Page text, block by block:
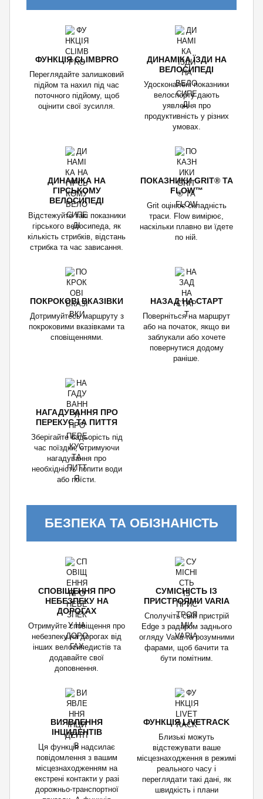
ФУНКЦІЯ CLIMBPRO
Переглядайте залишковий
підйом та нахил під час
поточного підйому, щоб
оцінити свої зусилля.
ДИНАМІКА ЇЗДИ НА
ВЕЛОСИПЕДІ
Удосконалені показники
велоспорту дають
уявлення про
продуктивність у різних
умовах.
ДИНАМІКА НА
ГІРСЬКОМУ
ВЕЛОСИПЕДІ
Відстежуйте такі показники
гірського велосипеда, як
кількість стрибків, відстань
стрибка та час зависання.
ПОКАЗНИКИ GRIT® ТА
FLOW™
Grit оцінює складність
траси. Flow вимірює,
наскільки плавно ви їдете
по ній.
ПОКРОКОВІ ВКАЗІВКИ
Дотримуйтесь маршруту з
покроковими вказівками та
сповіщеннями.
НАЗАД НА СТАРТ
Поверніться на маршрут
або на початок, якщо ви
заблукали або хочете
повернутися додому
раніше.
НАГАДУВАННЯ ПРО
ПЕРЕКУС ТА ПИТТЯ
Зберігайте бадьорість під
час поїздки, отримуючи
нагадування про
необхідність попити води
або поїсти.
БЕЗПЕКА ТА ОБІЗНАНІСТЬ
СПОВІЩЕННЯ ПРО
НЕБЕЗПЕКУ НА
ДОРОГАХ
Отримуйте сповіщення про
небезпеку на дорогах від
інших велосипедистів та
додавайте свої
доповнення.
СУМІСНІСТЬ ІЗ
ПРИСТРОЯМИ VARIA
Сполучіть свій пристрій
Edge з радаром заднього
огляду Varia та розумними
фарами, щоб бачити та
бути помітним.
ВИЯВЛЕННЯ
ІНЦИДЕНТІВ
Ця функція надсилає
повідомлення з вашим
місцезнаходженням на
екстрені контакти у разі
дорожньо-транспортної
ФУНКЦІЯ LIVETRACK
Близькі можуть
відстежувати ваше
місцезнаходження в режимі
реального часу і
переглядати такі дані, як
швидкість і плани